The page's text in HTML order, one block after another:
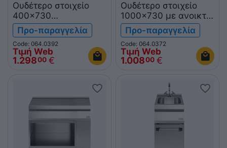
Ουδέτερο στοιχείο
400x730
λαντζα+βρυση σε
ανοικτή βάση
R70/40LA/A ROC700
Προ-παραγγελία
Code: 064.0392
Τιμή Web
1.29800 €
Ουδέτερο στοιχείο
1000x730 με ανοικτή
βάση R70/100PLN/A
ROC700
Προ-παραγγελία
Code: 064.0372
Τιμή Web
1.00800 €